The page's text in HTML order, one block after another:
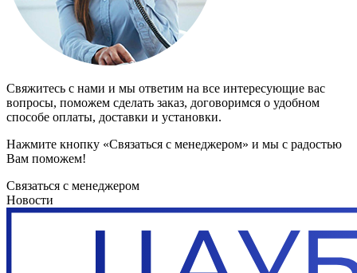
Свяжитесь с нами и мы ответим на все интересующие вас
вопросы, поможем сделать заказ, договоримся о удобном
способе оплаты, доставки и установки.
Нажмите кнопку «Связаться с менеджером» и мы с радостью
Вам поможем!
Связаться с менеджером
Новости